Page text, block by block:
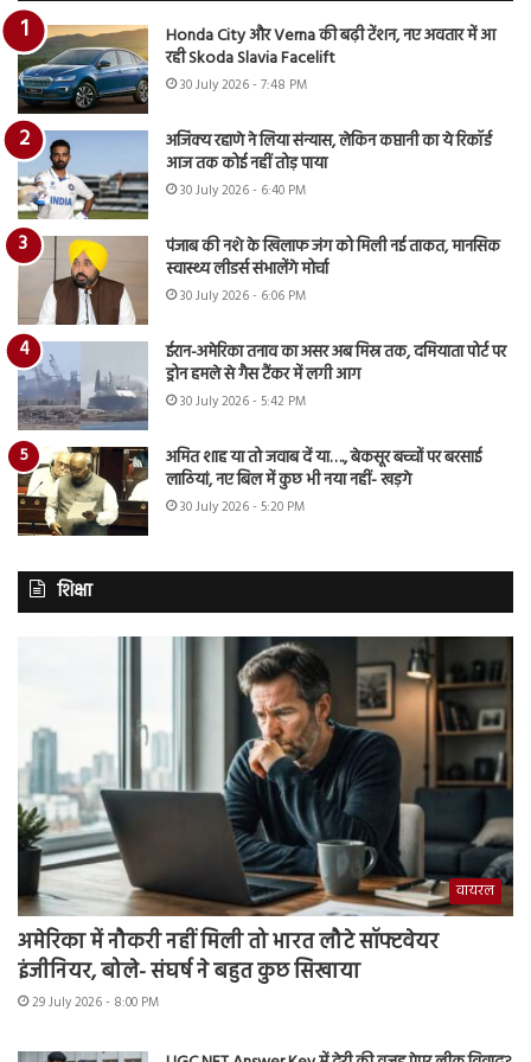
Honda City और Verna की बढ़ी टेंशन, नए अवतार में आ
रही Skoda Slavia Facelift
30 July 2026 - 7:48 PM
अजिंक्य रहाणे ने लिया संन्यास, लेकिन कप्तानी का ये रिकॉर्ड
आज तक कोई नहीं तोड़ पाया
30 July 2026 - 6:40 PM
पंजाब की नशे के खिलाफ जंग को मिली नई ताकत, मानसिक
स्वास्थ्य लीडर्स संभालेंगे मोर्चा
30 July 2026 - 6:06 PM
ईरान-अमेरिका तनाव का असर अब मिस्र तक, दमियाता पोर्ट पर
ड्रोन हमले से गैस टैंकर में लगी आग
30 July 2026 - 5:42 PM
अमित शाह या तो जवाब दें या…., बेकसूर बच्चों पर बरसाई
लाठियां, नए बिल में कुछ भी नया नहीं- खड़गे
30 July 2026 - 5:20 PM
शिक्षा
वायरल
अमेरिका में नौकरी नहीं मिली तो भारत लौटे सॉफ्टवेयर
इंजीनियर, बोले- संघर्ष ने बहुत कुछ सिखाया
29 July 2026 - 8:00 PM